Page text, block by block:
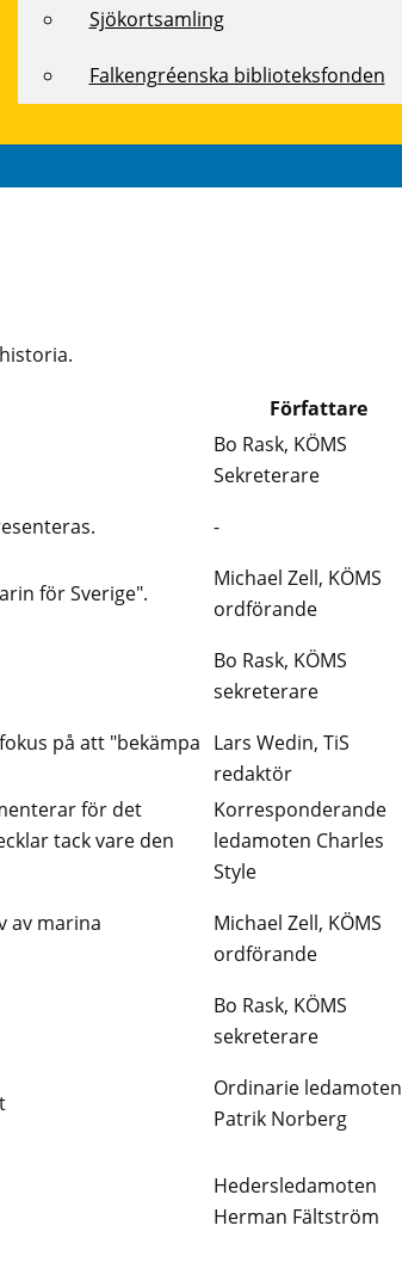
Sjökortsamling
Falkengréenska biblioteksfonden
Författare
Bo Rask, KÖMS
Sekreterare
-
för Sverige".
Michael Zell, KÖMS
ordförande
Bo Rask, KÖMS
sekreterare
på att "bekämpa Lars Wedin, TiS
redaktör
för det
tack vare den
Korresponderande
ledamoten Charles
Style
av marina
Michael Zell, KÖMS
ordförande
Bo Rask, KÖMS
sekreterare
Ordinarie ledamoten
Patrik Norberg
Hedersledamoten
Herman Fältström